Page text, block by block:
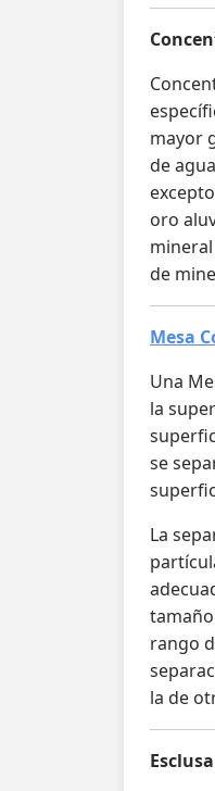
mayor
de
oro
de
Mesa
Una
la
se
La
rango
la de
Esclusa